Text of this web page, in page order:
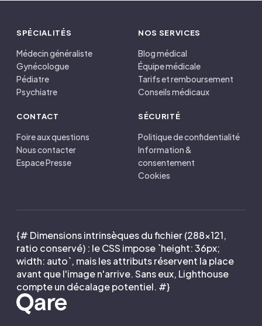
SPÉCIALITÉS
Médecin généraliste
Gynécologue
Pédiatre
Psychiatre
NOS SERVICES
Blog médical
Équipe médicale
Tarifs et remboursement
Conseils médicaux
CONTACT
Foire aux questions
Nous contacter
Espace Presse
SÉCURITÉ
Politique de confidentialité
Information &
consentement
Cookies
{# Dimensions intrinsèques du fichier (288×121,
ratio conservé) : le CSS impose `height: 36px;
width: auto`, mais les attributs réservent la place
avant que l'image n'arrive. Sans eux, Lighthouse
compte un décalage potentiel. #}